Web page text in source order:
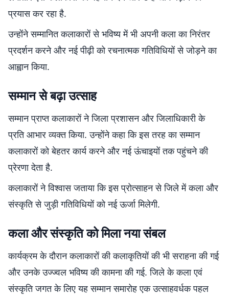
प्रयास कर रहा है.
उन्होंने सम्मानित कलाकारों से भविष्य में भी अपनी कला का निरंतर
प्रदर्शन करने और नई पीढ़ी को रचनात्मक गतिविधियों से जोड़ने का
आह्वान किया.
सम्मान से बढ़ा उत्साह
सम्मान प्राप्त कलाकारों ने जिला प्रशासन और जिलाधिकारी के
प्रति आभार व्यक्त किया. उन्होंने कहा कि इस तरह का सम्मान
कलाकारों को बेहतर कार्य करने और नई ऊंचाइयों तक पहुंचने की
प्रेरणा देता है.
कलाकारों ने विश्वास जताया कि इस प्रोत्साहन से जिले में कला और
संस्कृति से जुड़ी गतिविधियों को नई ऊर्जा मिलेगी.
कला और संस्कृति को मिला नया संबल
कार्यक्रम के दौरान कलाकारों की कलाकृतियों की भी सराहना की गई
और उनके उज्ज्वल भविष्य की कामना की गई. जिले के कला एवं
संस्कृति जगत के लिए यह सम्मान समारोह एक उत्साहवर्धक पहल